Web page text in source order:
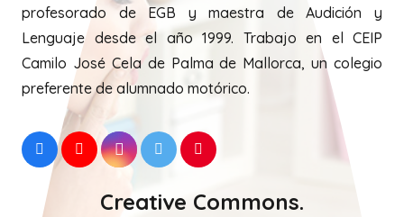
profesorado de EGB y maestra de Audición y
Lenguaje desde el año 1999. Trabajo en el CEIP
Camilo José Cela de Palma de Mallorca, un colegio
preferente de alumnado motórico.
Creative Commons.